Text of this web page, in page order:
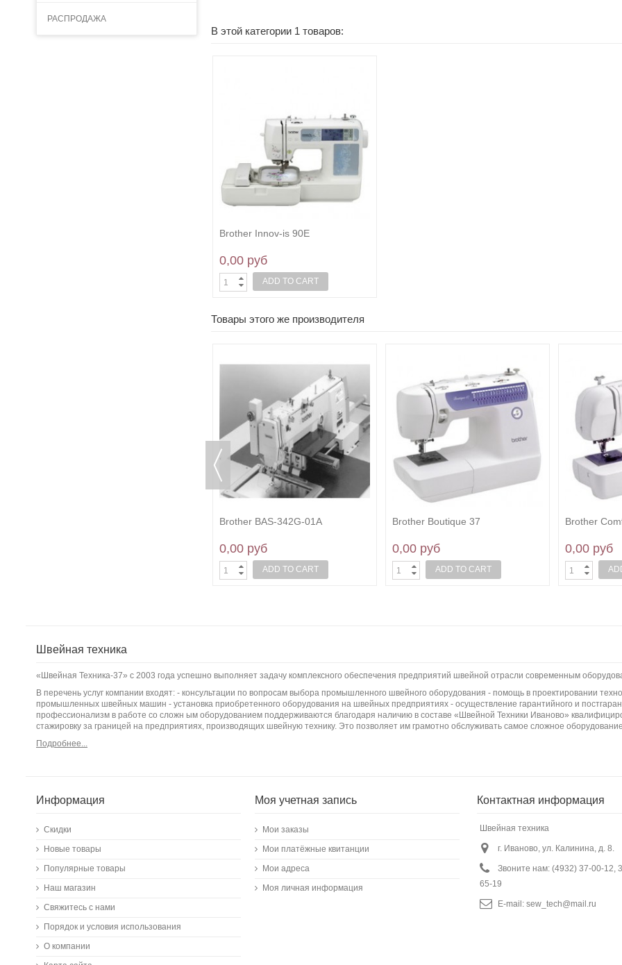
В этой категории 1 товаров:
Brother Innov-is 90E
0,00 руб
ADD TO CART
Товары этого же производителя
Brother Comfort 10
0,00 руб
ADD TO CART
Brother Comfort 15
0,00 руб
ADD TO CART
Brother
0,00 руб
РАСПРОДАЖА
Швейная техника
«Швейная Техника-37» с 2003 года успешно выполняет задачу комплексного обеспечения предприятий швейной отрасли современным
В перечень услуг компании входят: - консультации по вопросам выбора промышленного швейного оборудования - помощь в проектировании
промышленных швейных машин - установка приобретенного оборудования на швейных предприятиях - осуществление гарантийного и
профессионализм в работе со сложн ым оборудованием поддерживаются благодаря наличию в составе «Швейной Техники Иваново»
стажировку за границей на предприятиях, производящих швейную технику. Это позволяет им грамотно обслуживать самое сложное
Подробнее...
Информация
Скидки
Новые товары
Популярные товары
Наш магазин
Свяжитесь с нами
Порядок и условия использования
О компании
Моя учетная запись
Мои заказы
Мои платёжные квитанции
Мои адреса
Моя личная информация
Контактная информация
Швейная техника
г. Иваново, ул. Калинина, д. 8.
Звоните нам: (4932) 37-00-12,
65-19
E-mail: sew_tech@mail.ru